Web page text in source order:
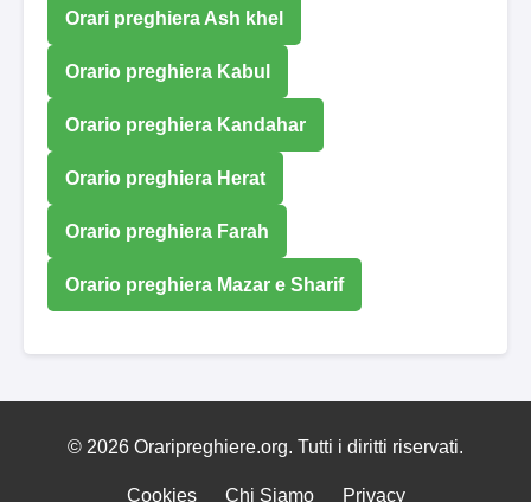
Orari preghiera Ash khel
Orario preghiera Kabul
Orario preghiera Kandahar
Orario preghiera Herat
Orario preghiera Farah
Orario preghiera Mazar e Sharif
© 2026 Oraripreghiere.org. Tutti i diritti riservati.
Cookies Chi Siamo Privacy